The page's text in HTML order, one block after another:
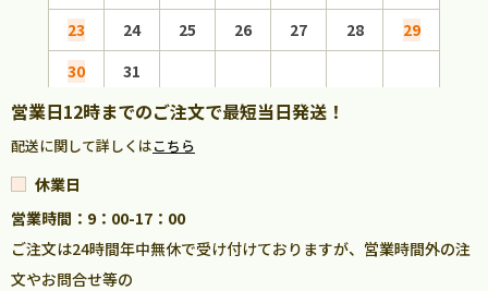
23
24 25 26 27 28
29
30
31
営業日12時までのご注文で最短当日発送！
配送に関して詳しくはこちら
休業日
営業時間：9：00-17：00
ご注文は24時間年中無休で受け付けておりますが、営業時間外の注
文やお問合せ等の